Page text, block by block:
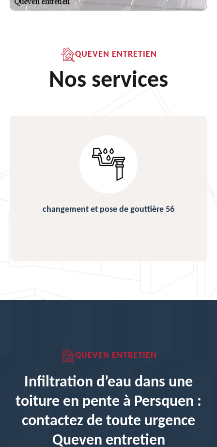
QUEVEN ENTRETIEN
Nos services
changement et pose de gouttière 56
QUEVEN ENTRETIEN
Infiltration d’eau dans une
toiture en pente à Persquen :
contactez de toute urgence
Queven entretien